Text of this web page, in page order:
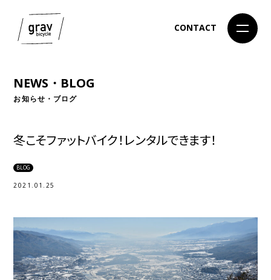
CONTACT
NEWS・BLOG
お知らせ・ブログ
冬こそファットバイク！レンタルできます！
BLOG
2021.01.25